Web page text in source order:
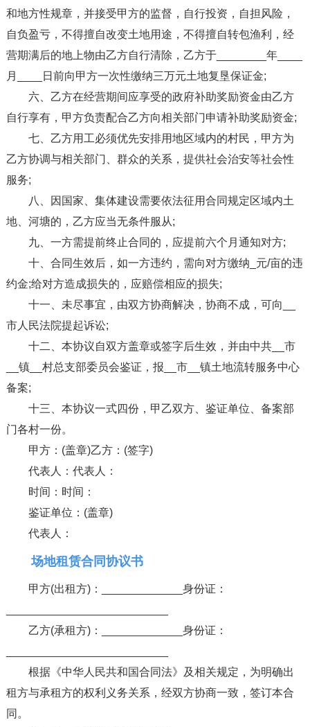
和地方性规章，并接受甲方的监督，自行投资，自担风险，
自负盈亏，不得擅自改变土地用途，不得擅自转包渔利，经
营期满后的地上物由乙方自行清除，乙方于________年____
月____日前向甲方一次性缴纳三万元土地复垦保证金;
六、乙方在经营期间应享受的政府补助奖励资金由乙方
自行享有，甲方负责配合乙方向相关部门申请补助奖励资金;
七、乙方用工必须优先安排用地区域内的村民，甲方为
乙方协调与相关部门、群众的关系，提供社会治安等社会性
服务;
八、因国家、集体建设需要依法征用合同规定区域内土
地、河塘的，乙方应当无条件服从;
九、一方需提前终止合同的，应提前六个月通知对方;
十、合同生效后，如一方违约，需向对方缴纳_元/亩的违
约金;给对方造成损失的，应赔偿相应的损失;
十一、未尽事宜，由双方协商解决，协商不成，可向__
市人民法院提起诉讼;
十二、本协议自双方盖章或签字后生效，并由中共__市
__镇__村总支部委员会鉴证，报__市__镇土地流转服务中心
备案;
十三、本协议一式四份，甲乙双方、鉴证单位、备案部
门各村一份。
甲方：(盖章)乙方：(签字)
代表人：代表人：
时间：时间：
鉴证单位：(盖章)
代表人：
场地租赁合同协议书
甲方(出租方)：_____________身份证：
乙方(承租方)：_____________身份证：
根据《中华人民共和国合同法》及相关规定，为明确出
租方与承租方的权利义务关系，经双方协商一致，签订本合
同。